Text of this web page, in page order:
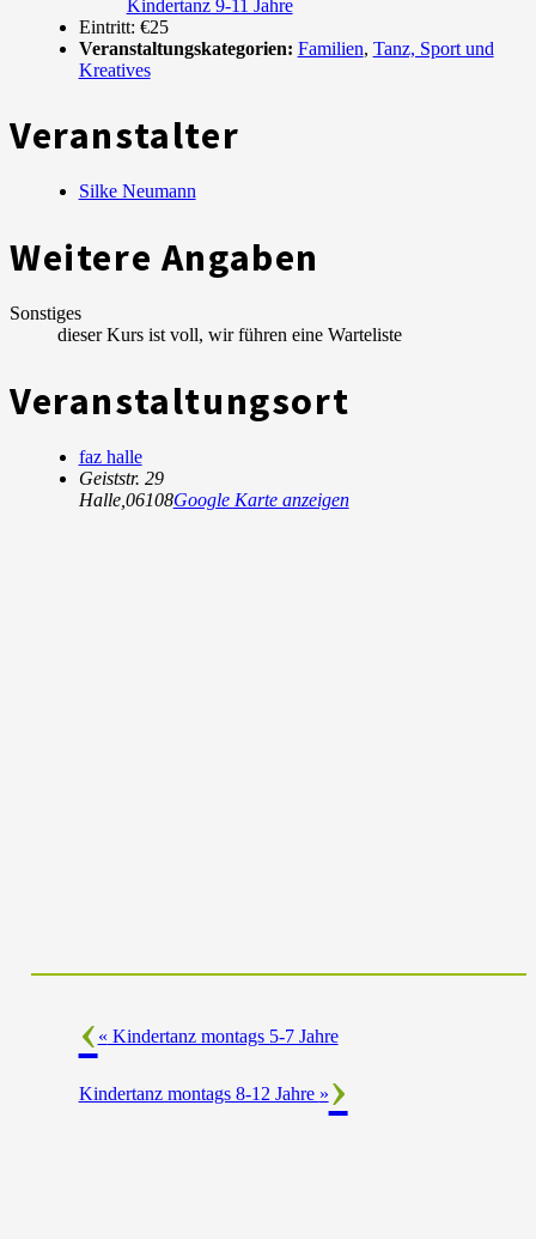
Kindertanz 9-11 Jahre
Eintritt: €25
Veranstaltungskategorien: Familien, Tanz, Sport und
Kreatives
Veranstalter
Silke Neumann
Weitere Angaben
Sonstiges
dieser Kurs ist voll, wir führen eine Warteliste
Veranstaltungsort
faz halle
Geiststr. 29
Halle, 06108Google Karte anzeigen
« Kindertanz montags 5-7 Jahre
Kindertanz montags 8-12 Jahre »